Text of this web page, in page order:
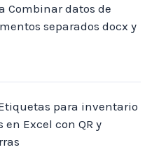
Combinar datos de
separados docx y
para inventario
Excel con QR y